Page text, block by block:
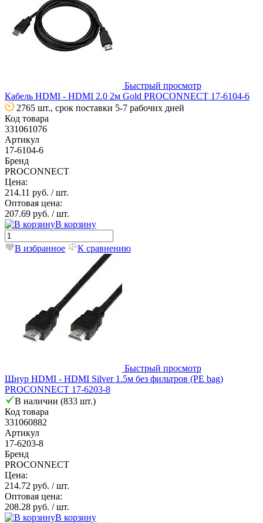
Быстрый просмотр
Кабель HDMI - HDMI 2.0 2м Gold PROCONNECT 17-6104-6
2765 шт., срок поставки 5-7 рабочих дней
Код товара
331061076
Артикул
17-6104-6
Бренд
PROCONNECT
Цена:
214.11 руб. / шт.
Оптовая цена:
207.69 руб. / шт.
В корзину
В избранное К сравнению
Быстрый просмотр
Шнур HDMI - HDMI Silver 1.5м без фильтров (PE bag)
PROCONNECT 17-6203-8
В наличии (833 шт.)
Код товара
331060882
Артикул
17-6203-8
Бренд
PROCONNECT
Цена:
214.72 руб. / шт.
Оптовая цена:
208.28 руб. / шт.
В корзину